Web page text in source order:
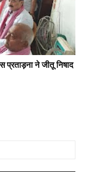
प्रताड़ना ने जीतू निषाद